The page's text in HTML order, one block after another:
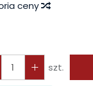
ceny
szt.